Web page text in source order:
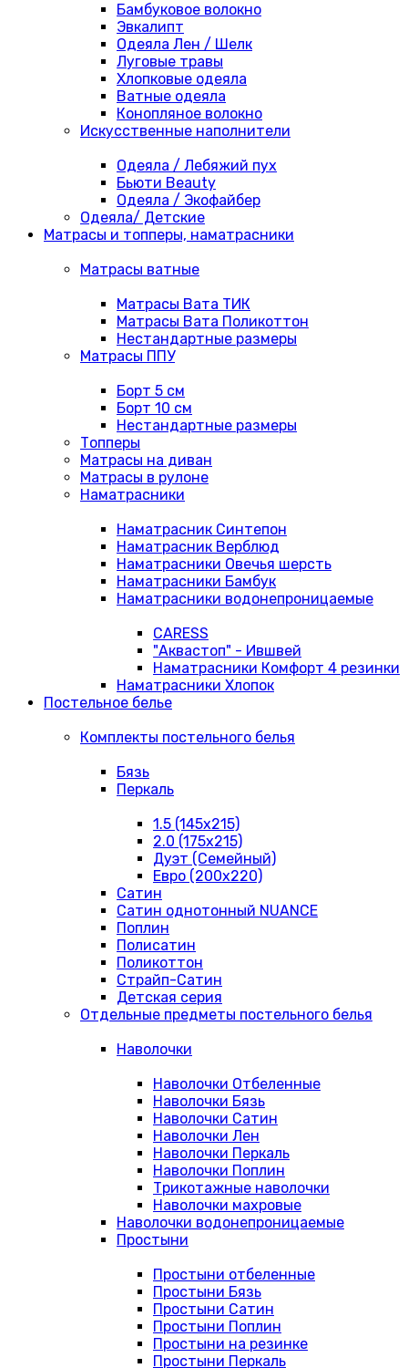
Бамбуковое волокно
Эвкалипт
Одеяла Лен / Шелк
Луговые травы
Хлопковые одеяла
Ватные одеяла
Конопляное волокно
Искусственные наполнители
Одеяла / Лебяжий пух
Бьюти Beauty
Одеяла / Экофайбер
Одеяла/ Детские
Матрасы и топперы, наматрасники
Матрасы ватные
Матрасы Вата ТИК
Матрасы Вата Поликоттон
Нестандартные размеры
Матрасы ППУ
Борт 5 см
Борт 10 см
Нестандартные размеры
Топперы
Матрасы на диван
Матрасы в рулоне
Наматрасники
Наматрасник Синтепон
Наматрасник Верблюд
Наматрасники Овечья шерсть
Наматрасники Бамбук
Наматрасники водонепроницаемые
CARESS
"Аквастоп" - Ившвей
Наматрасники Комфорт 4 резинки
Наматрасники Хлопок
Постельное белье
Комплекты постельного белья
Бязь
Перкаль
1.5 (145х215)
2.0 (175х215)
Дуэт (Семейный)
Евро (200х220)
Сатин
Сатин однотонный NUANCE
Поплин
Полисатин
Поликоттон
Страйп-Сатин
Детская серия
Отдельные предметы постельного белья
Наволочки
Наволочки Отбеленные
Наволочки Бязь
Наволочки Сатин
Наволочки Лен
Наволочки Перкаль
Наволочки Поплин
Трикотажные наволочки
Наволочки махровые
Наволочки водонепроницаемые
Простыни
Простыни отбеленные
Простыни Бязь
Простыни Сатин
Простыни Поплин
Простыни на резинке
Простыни Перкаль